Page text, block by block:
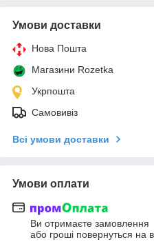
Умови доставки
Нова Пошта
Магазини Rozetka
Укрпошта
Самовивіз
Всі умови доставки
Умови оплати
Ви отримаєте замовлення
або гроші повернуться на